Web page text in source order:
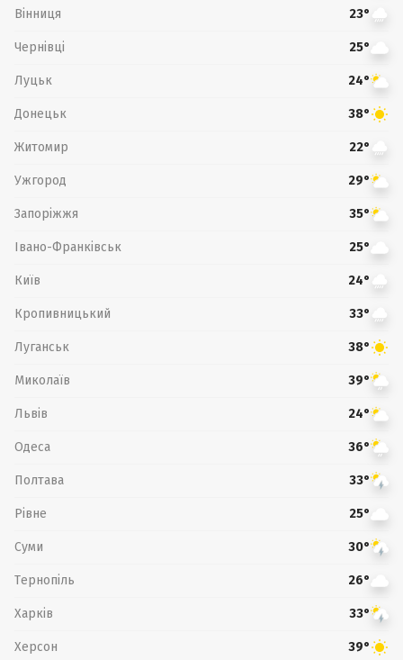
Вінниця 23°
Чернівці 25°
Луцьк 24°
Донецьк 38°
Житомир 22°
Ужгород 29°
Запоріжжя 35°
Івано-Франківськ 25°
Київ 24°
Кропивницький 33°
Луганськ 38°
Миколаїв 39°
Львів 24°
Одеса 36°
Полтава 33°
Рівне 25°
Суми 30°
Тернопіль 26°
Харків 33°
Херсон 39°